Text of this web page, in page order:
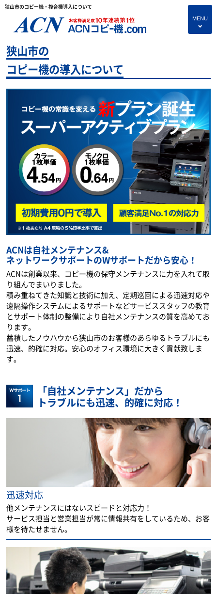
狭山市のコピー機・複合機導入について
MENU
4
プランのご紹介
保守サービス
コピー機あれこれ
コピー機に関すること
よくあるご質問
独立・開業支援プラン
お問い合わせ
狭山市の
コピー機の導入について
ACNは自社メンテナンス&
ネットワークサポートのWサポートだから安心！
ACNは創業以来、コピー機の保守メンテナンスに力を入れて取
り組んでまいりました。
積み重ねてきた知識と技術に加え、定期巡回による迅速対応や
遠隔操作システムによるサポートなどサービススタッフの教育
とサポート体制の整備により自社メンテナンスの質を高めてお
ります。
蓄積したノウハウから狭山市のお客様のあらゆるトラブルにも
迅速、的確に対応。安心のオフィス環境に大きく貢献致しま
す。
「自社メンテナンス」だから
トラブルにも迅速、的確に対応！
迅速対応
他メンテナンスにはないスピードと対応力！
サービス担当と営業担当が常に情報共有をしているため、お客
様を待たせません。